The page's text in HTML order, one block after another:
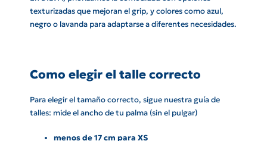
texturizadas que mejoran el grip, y colores como azul,
negro o lavanda para adaptarse a diferentes necesidades.
Como elegir el talle correcto
Para elegir el tamaño correcto, sigue nuestra guía de
talles: mide el ancho de tu palma (sin el pulgar)
menos de 17 cm para XS